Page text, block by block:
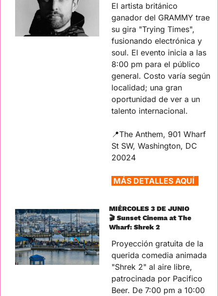
El artista británico
ganador del GRAMMY trae
su gira "Trying Times",
fusionando electrónica y
soul. El evento inicia a las
8:00 pm para el público
general. Costo varía según
localidad; una gran
oportunidad de ver a un
talento internacional.
📍The Anthem, 901 Wharf
St SW, Washington, DC
20024
MÁS DETALLES AQUÍ
MIÉRCOLES 3 DE JUNIO
🎬 Sunset Cinema at The
Wharf: Shrek 2
Proyección gratuita de la
querida comedia animada
"Shrek 2" al aire libre,
patrocinada por Pacifico
Beer. De 7:00 pm a 10:00